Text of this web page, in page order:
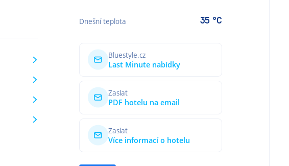
Dnešní teplota 35 °C
Bluestyle.cz
Last Minute nabídky
Zaslat
PDF hotelu na email
Zaslat
Více informací o hotelu